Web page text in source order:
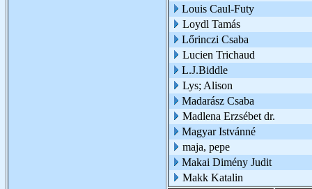
Louis Caul-Futy
Loydl Tamás
Lőrinczi Csaba
Lucien Trichaud
L.J.Biddle
Lys; Alison
Madarász Csaba
Madlena Erzsébet dr.
Magyar Istvánné
maja, pepe
Makai Dimény Judit
Makk Katalin